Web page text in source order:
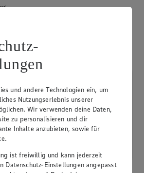
und andere Technologien ein, um
Nutzungserlebnis unserer
Wir verwenden deine Daten,
zu personalisieren und dir
Inhalte anzubieten, sowie für
ist freiwillig und kann jederzeit
Datenschutz-Einstellungen angepasst